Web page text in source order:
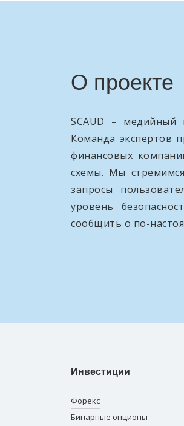
О проекте
SCAUD – медийный
Команда экспертов
финансовых
схемы. Мы
запросы
уровень
сообщить о по-
Инвестиции
Форекс
Бинарные опционы